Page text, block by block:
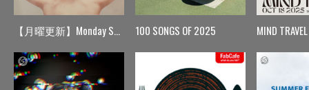
【月曜更新】Monday Spin 100 SONGS OF 2025 MIND TRAVEL